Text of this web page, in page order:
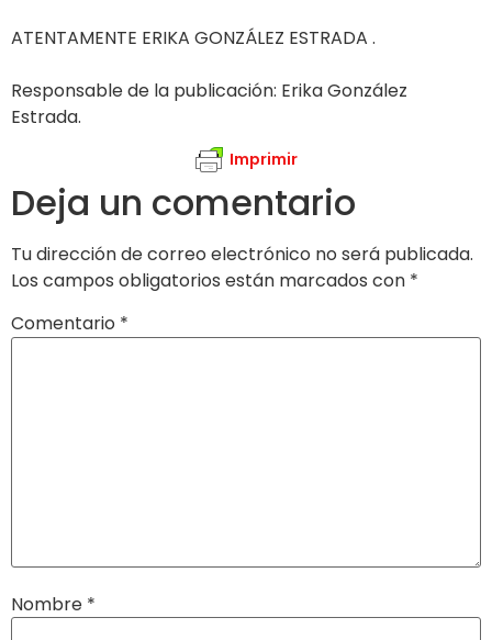
ATENTAMENTE ERIKA GONZÁLEZ ESTRADA .
Responsable de la publicación: Erika González
Estrada.
Imprimir
Deja un comentario
Tu dirección de correo electrónico no será publicada.
Los campos obligatorios están marcados con *
Comentario *
Nombre *